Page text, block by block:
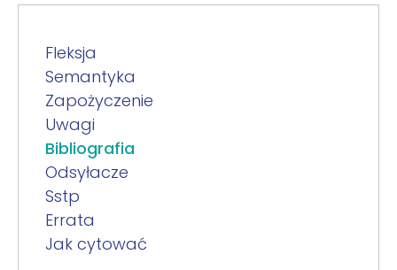
Fleksja
Semantyka
Zapożyczenie
Uwagi
Bibliografia
Odsyłacze
Sstp
Errata
Jak cytować